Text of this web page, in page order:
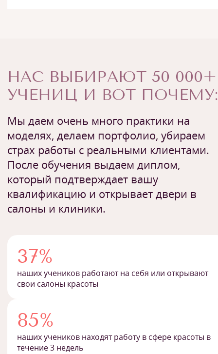
НАС ВЫБИРАЮТ 50 000+
УЧЕНИЦ И ВОТ ПОЧЕМУ:
Мы даем очень много практики на
моделях, делаем портфолио, убираем
страх работы с реальными клиентами.
После обучения выдаем диплом,
который подтверждает вашу
квалификацию и открывает двери в
салоны и клиники.
37%
наших учеников работают на себя или открывают
свои салоны красоты
85%
наших учеников находят работу в сфере красоты в
течение 3 недель